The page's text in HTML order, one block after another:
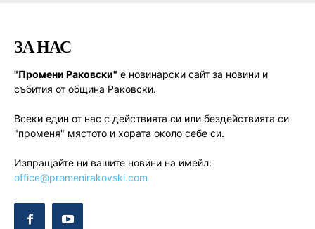
ЗА НАС
"Промени Раковски" е новинарски сайт за новини и
събития от община Раковски.
Всеки един от нас с действията си или бездействията си
"променя" мястото и хората около себе си.
Изпращайте ни вашите новини на имейл:
office@promenirakovski.com